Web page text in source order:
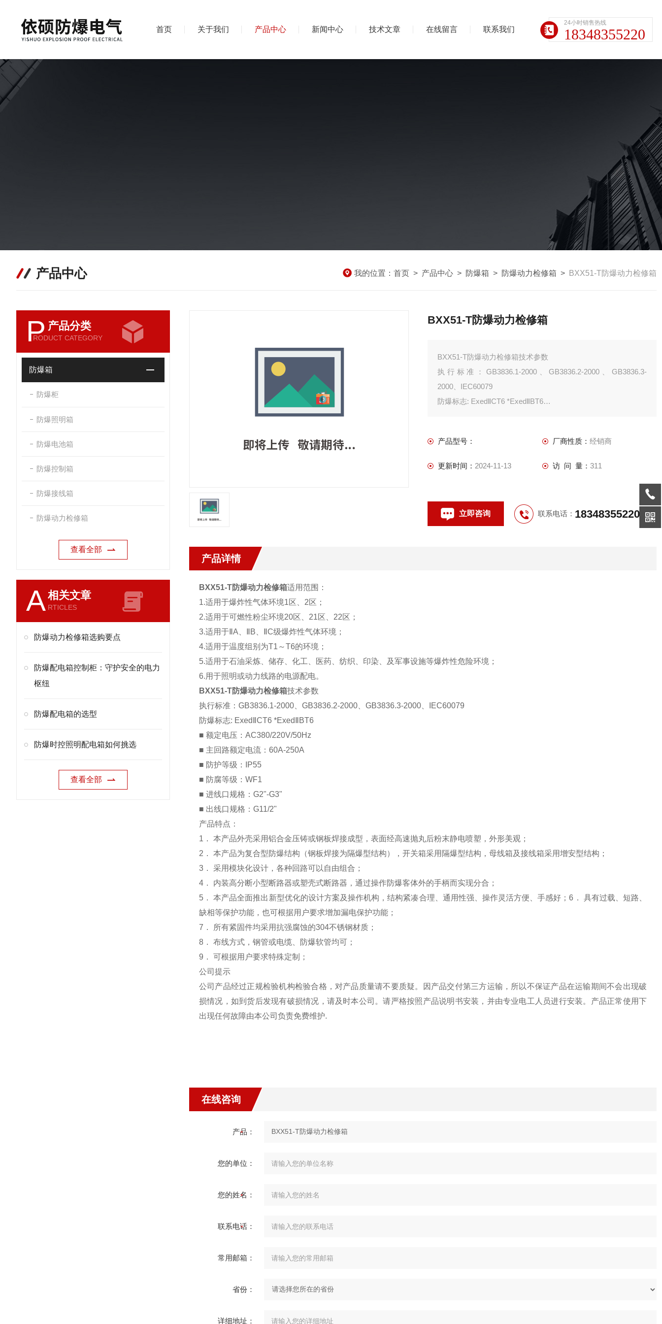
首页 关于我们 产品中心 新闻中心 技术文章 在线留言 联系我们
24小时销售热线
18348355220
产品中心 我的位置： 首页 > 产品中心 > 防爆箱 > 防爆动力检修箱 > BXX51-T防爆动力检修箱
P 产品分类
RODUCT CATEGORY
防爆箱
防爆柜
防爆照明箱
防爆电池箱
防爆控制箱
防爆接线箱
防爆动力检修箱
查看全部
A相关文章
RTICLES
防爆动力检修箱选购要点
防爆配电箱控制柜：守护安全的电力
枢纽
防爆配电箱的选型
防爆时控照明配电箱如何挑选
查看全部
BXX51-T防爆动力检修箱
BXX51-T防爆动力检修箱技术参数
执行标准：GB3836.1-2000、GB3836.2-2000、GB3836.3-
2000、IEC60079
防爆标志: ExedⅡCT6 *ExedⅡBT6
■ 防护等级：IP55
■ 防腐等级：WF1
产品型号： 厂商性质： 经销商
更新时间： 2024-11-13 访 问 量： 311
立即咨询 联系电话： 18348355220
产品详情
BXX51-T防爆动力检修箱适用范围：
1.适用于爆炸性气体环境1区、2区；
2.适用于可燃性粉尘环境20区、21区、22区；
3.适用于ⅡA、ⅡB、ⅡC级爆炸性气体环境；
4.适用于温度组别为T1～T6的环境；
5.适用于石油采炼、储存、化工、医药、纺织、印染、及军事设施等爆炸性危险环境；
6.用于照明或动力线路的电源配电。
BXX51-T防爆动力检修箱技术参数
执行标准：GB3836.1-2000、GB3836.2-2000、GB3836.3-2000、IEC60079
防爆标志: ExedⅡCT6 *ExedⅡBT6
■ 额定电压：AC380/220V/50Hz
■ 主回路额定电流：60A-250A
■ 防护等级：IP55
■ 防腐等级：WF1
■ 进线口规格：G2"-G3"
■ 出线口规格：G11/2"
产品特点：
1． 本产品外壳采用铝合金压铸或钢板焊接成型，表面经高速抛丸后粉末静电喷塑，外形美观；
2． 本产品为复合型防爆结构（钢板焊接为隔爆型结构），开关箱采用隔爆型结构，母线箱及接线箱采用增安型结构；
3． 采用模块化设计，各种回路可以自由组合；
4． 内装高分断小型断路器或塑壳式断路器，通过操作防爆客体外的手柄而实现分合；
5． 本产品全面推出新型优化的设计方案及操作机构，结构紧凑合理、通用性强、操作灵活方便、手感好；6． 具有过载、短路、
缺相等保护功能，也可根据用户要求增加漏电保护功能；
7． 所有紧固件均采用抗强腐蚀的304不锈钢材质；
8． 布线方式，钢管或电缆、防爆软管均可；
9． 可根据用户要求特殊定制；
公司提示
公司产品经过正规检验机构检验合格，对产品质量请不要质疑。因产品交付第三方运输，所以不保证产品在运输期间不会出现破
损情况，如到货后发现有破损情况，请及时本公司。请严格按照产品说明书安装，并由专业电工人员进行安装。产品正常使用下
出现任何故障由本公司负责免费维护.
在线咨询
产品：
您的单位：
您的姓名：
联系电话：
常用邮箱：
省份：
详细地址：